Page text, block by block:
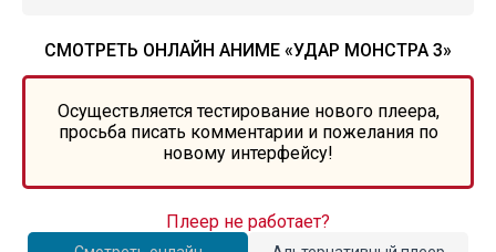
СМОТРЕТЬ ОНЛАЙН АНИМЕ «УДАР МОНСТРА 3»
Осуществляется тестирование нового плеера,
просьба писать комментарии и пожелания по
новому интерфейсу!
Плеер не работает?